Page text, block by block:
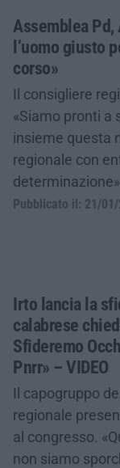
Assemblea
l’uomo giusto
corso»
Il consigliere
«Siamo pronti a
insieme questa
regionale con
determinazione»
Pubblicato il: 21/01/
Irto lancia la
calabrese
Sfideremo
Pnrr» – VIDEO
Il capogruppo
regionale
al congresso.
non siamo